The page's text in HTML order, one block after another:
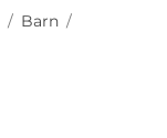
/ Barn /